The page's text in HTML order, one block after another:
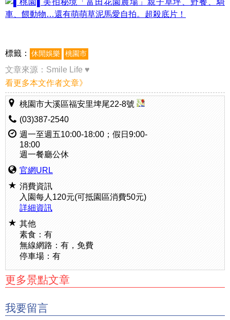
標籤： 休閒娛樂 桃園市
文章來源： Smile Life ♥
看更多本文作者文章》
桃園市大溪區福安里埤尾22-8號
(03)387-2540
週一至週五10:00-18:00；假日9:00-
18:00
週一餐廳公休
官網URL
消費資訊
入園每人120元(可抵園區消費50元)
詳細資訊
其他
素食：有
無線網路：有，免費
停車場：有
更多景點文章
我要留言